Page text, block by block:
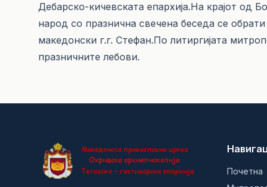
Дебарско-кичевската епархија.На крајот од
народ со празнична свечена беседа се
македонски г.г. Стефан.По литиргијата
празничните лебови.
Почетна